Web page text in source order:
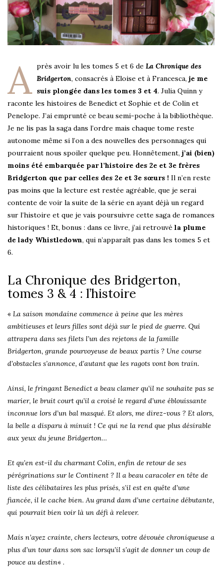
A près avoir lu les tomes 5 et 6 de La Chronique des
Bridgerton, consacrés à Eloise et à Francesca, je me
suis plongée dans les tomes 3 et 4. Julia Quinn y
raconte les histoires de Benedict et Sophie et de Colin et
Penelope. J’ai emprunté ce beau semi-poche à la bibliothèque.
Je ne lis pas la saga dans l’ordre mais chaque tome reste
autonome même si l’on a des nouvelles des personnages qui
pourraient nous spoiler quelque peu. Honnêtement, j’ai (bien)
moins été embarquée par l’histoire des 2e et 3e frères
Bridgerton que par celles des 2e et 3e sœurs ! Il n’en reste
pas moins que la lecture est restée agréable, que je serai
contente de voir la suite de la série en ayant déjà un regard
sur l’histoire et que je vais poursuivre cette saga de romances
historiques ! Et, bonus : dans ce livre, j’ai retrouvé la plume
de lady Whistledown, qui n’apparaît pas dans les tomes 5 et
6.
La Chronique des Bridgerton,
tomes 3 & 4 : l’histoire
« La saison mondaine commence à peine que les mères
ambitieuses et leurs filles sont déjà sur le pied de guerre. Qui
attrapera dans ses filets l’un des rejetons de la famille
Bridgerton, grande pourvoyeuse de beaux partis ? Une course
d’obstacles s’annonce, d’autant que les ragots vont bon train.
Ainsi, le fringant Benedict a beau clamer qu’il ne souhaite pas se
marier, le bruit court qu’il a croisé le regard d’une éblouissante
inconnue lors d’un bal masqué. Et alors, me direz-vous ? Et alors,
la belle a disparu à minuit ! Ce qui ne la rend que plus désirable
aux yeux du jeune Bridgerton…
Et qu’en est-il du charmant Colin, enfin de retour de ses
pérégrinations sur le Continent ? Il a beau caracoler en tête de
liste des célibataires les plus prisés, s’il est en quête d’une
fiancée, il le cache bien. Au grand dam d’une certaine débutante,
qui pourrait bien voir là un défi à relever.
Mais n’ayez crainte, chers lecteurs, votre dévouée chroniqueuse a
plus d’un tour dans son sac lorsqu’il s’agit de donner un coup de
pouce au destin« .